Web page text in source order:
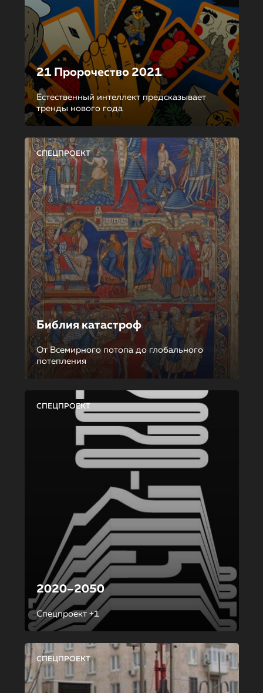
21 Пророчество 2021
Естественный интеллект предсказывает
тренды нового года
СПЕЦПРОЕКТ
Библия катастроф
От Всемирного потопа до глобального
потепления
СПЕЦПРОЕКТ
2020–2050
Спецпроект +1
СПЕЦПРОЕКТ